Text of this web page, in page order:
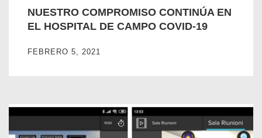
NUESTRO COMPROMISO CONTINÚA EN
EL HOSPITAL DE CAMPO COVID-19
FEBRERO 5, 2021